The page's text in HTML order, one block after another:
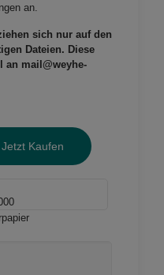
an.
sich nur auf den
Dateien. Diese
an mail@weyhe-
Jetzt Kaufen